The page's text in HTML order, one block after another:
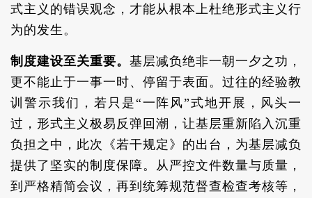
式主义的错误观念，才能从根本上杜绝形式主义行
为的发生。
制度建设至关重要。 基层减负绝非一朝一夕之功，
更不能止于一事一时、停留于表面。过往的经验教
训警示我们，若只是“一阵风”式地开展，风头一
过，形式主义极易反弹回潮，让基层重新陷入沉重
负担之中，此次《若干规定》的出台，为基层减负
提供了坚实的制度保障。从严控文件数量与质量，
到严格精简会议，再到统筹规范督查检查考核等，